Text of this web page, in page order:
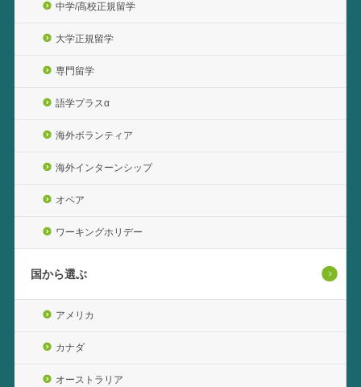
中学/高校正規留学
大学正規留学
専門留学
語学プラスα
海外ボランティア
海外インターンシップ
オペア
ワーキングホリデー
国から選ぶ
アメリカ
カナダ
オーストラリア